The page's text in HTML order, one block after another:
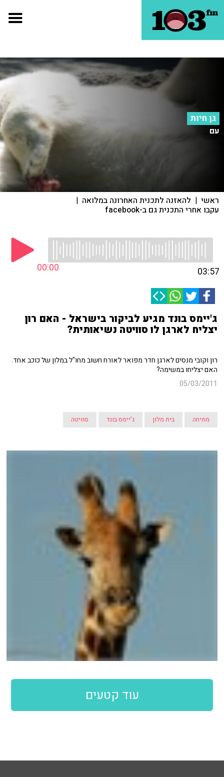
גן חיות
עם
ראשי | להאזנה לתכנית האחרונה במלואה |
עקבו אחרי התכנית גם ב-facebook
00:00 03:57
ג'יימס בונד מגיע לביקור בישראל - האם רון
יצליח לארגן לו סוויטה נשיאותית?
רון וקובי מנסים לארגן חדר מפואר לאורח חשוב מחו"ל במלון של כוכב אחד.
האם יצליחו במשימה?
05/03/2011
מתיחה בית מלון ג'יימס בונד סוויטה
עוד קטעים